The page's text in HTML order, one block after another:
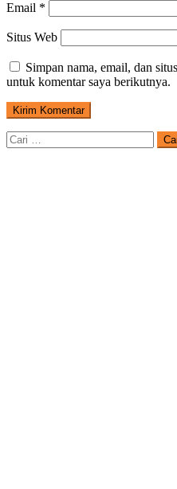
Email *
Situs Web
Simpan nama, email, dan
untuk komentar saya berikutnya.
Cari
untuk: